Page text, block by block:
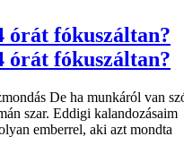
órát fókuszáltan?
órát fókuszáltan?
De ha munkáról van
szar. Eddigi kalandozásaim
emberrel, aki azt mondta